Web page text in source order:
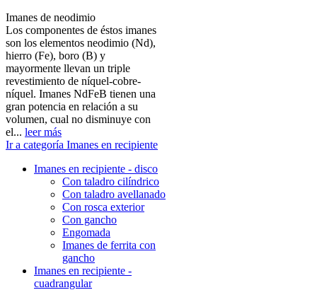
Imanes de neodimio
Los componentes de éstos imanes
son los elementos neodimio (Nd),
hierro (Fe), boro (B) y
mayormente llevan un triple
revestimiento de níquel-cobre-
níquel. Imanes NdFeB tienen una
gran potencia en relación a su
volumen, cual no disminuye con
el... leer más
Ir a categoría Imanes en recipiente
Imanes en recipiente - disco
Con taladro cilíndrico
Con taladro avellanado
Con rosca exterior
Con gancho
Engomada
Imanes de ferrita con
gancho
Imanes en recipiente -
cuadrangular